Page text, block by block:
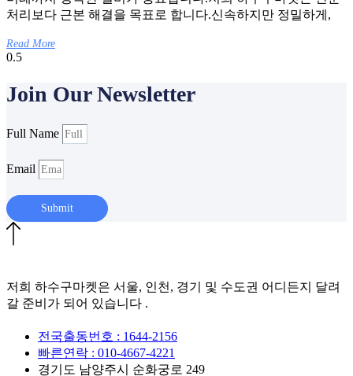
처리보다 근본 해결을 목표로 합니다.신속하지만 정밀하게,
Read More
Join Our Newsletter
Full Name
Email
Submit
저희 하수구마켓은 서울, 인천, 경기 및 수도권 어디든지 달려
갈 준비가 되어 있습니다 .
전국출동번호 : 1644-2156
빠른연락 : 010-4667-4221
경기도 남양주시 순화궁로 249